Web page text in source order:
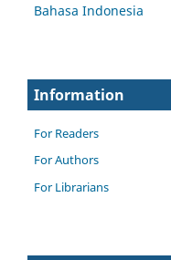
Bahasa Indonesia
Information
For Readers
For Authors
For Librarians